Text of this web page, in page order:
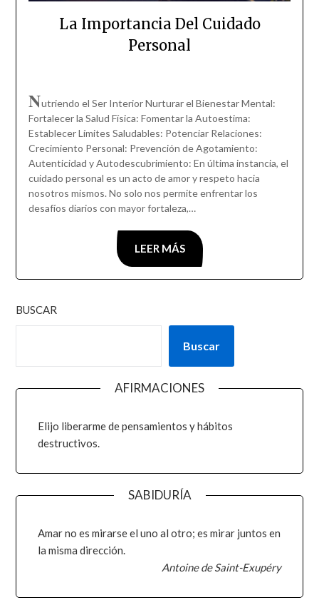
La Importancia Del Cuidado
Personal
Nutriendo el Ser Interior Nurturar el Bienestar Mental:
Fortalecer la Salud Física: Fomentar la Autoestima:
Establecer Límites Saludables: Potenciar Relaciones:
Crecimiento Personal: Prevención de Agotamiento:
Autenticidad y Autodescubrimiento: En última instancia, el
cuidado personal es un acto de amor y respeto hacia
nosotros mismos. No solo nos permite enfrentar los
desafíos diarios con mayor fortaleza,…
LEER MÁS
BUSCAR
Buscar
AFIRMACIONES
Elijo liberarme de pensamientos y hábitos
destructivos.
SABIDURÍA
Amar no es mirarse el uno al otro; es mirar juntos en
la misma dirección.
Antoine de Saint-Exupéry